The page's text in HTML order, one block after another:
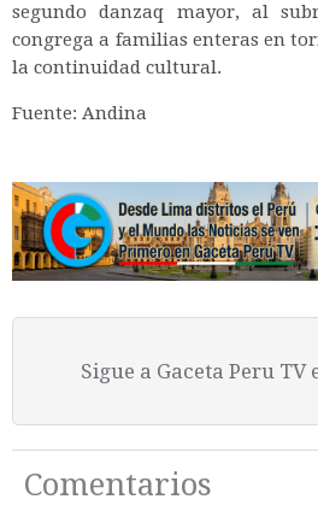
segundo danzaq mayor, al
congrega a familias enteras en
la continuidad cultural.
Fuente: Andina
Sigue a Gaceta Peru TV
Comentarios